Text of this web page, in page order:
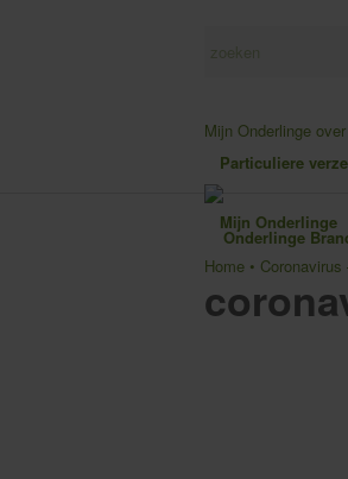
Mijn Onderlinge
Particuliere
Mijn Onderlinge
Home •